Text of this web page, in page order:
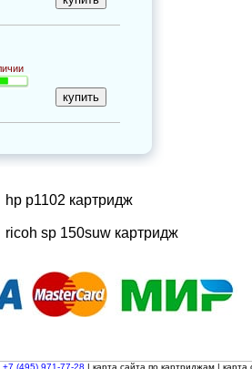
hp p1102 картридж
ricoh sp 150suw картридж
+7 (495) 971-77-28 | карта сайта по картриджам | карта